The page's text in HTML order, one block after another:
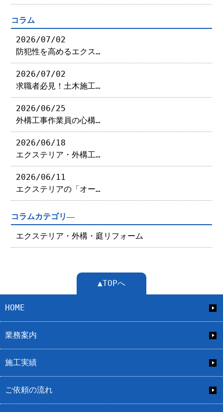
コラム
2026/07/02
防犯性を高めるエクス…
2026/07/02
求職者必見！土木施工…
2026/06/25
外構工事作業員の心構…
2026/06/18
エクステリア・外構工…
2026/06/11
エクステリアの「オー…
コラムカテゴリ―
エクステリア・外構・庭リフォーム
▲TOPへ
HOME
業務案内
施工実績
ご依頼の流れ